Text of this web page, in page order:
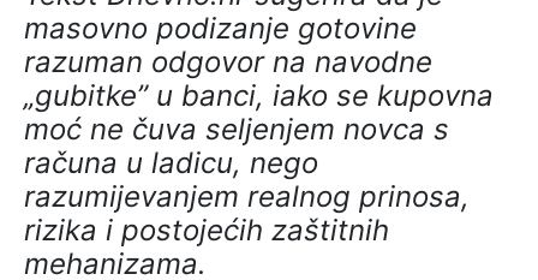
masovno podizanje gotovine
razuman odgovor na navodne
„gubitke” u banci, iako se kupovna
moć ne čuva seljenjem novca s
računa u ladicu, nego
razumijevanjem realnog prinosa,
rizika i postojećih zaštitnih
mehanizama.